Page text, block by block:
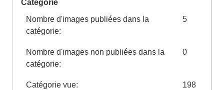
Catégorie
Nombre d'images publiées dans la
catégorie:
5
Nombre d'images non publiées dans la
catégorie:
0
Catégorie vue:
198